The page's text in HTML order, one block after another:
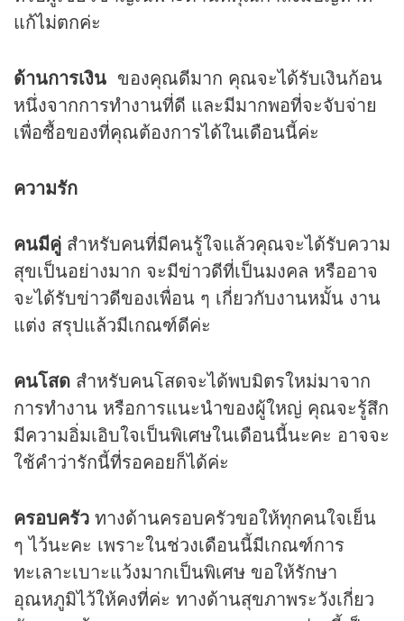
แก้ไม่ตกค่ะ
ด้านการเงิน ของคุณดีมาก คุณจะได้รับเงินก้อน
หนึ่งจากการทำงานที่ดี และมีมากพอที่จะจับจ่าย
เพื่อซื้อของที่คุณต้องการได้ในเดือนนี้ค่ะ
ความรัก
คนมีคู่ สำหรับคนที่มีคนรู้ใจแล้วคุณจะได้รับความ
สุขเป็นอย่างมาก จะมีข่าวดีที่เป็นมงคล หรืออาจ
จะได้รับข่าวดีของเพื่อน ๆ เกี่ยวกับงานหมั้น งาน
แต่ง สรุปแล้วมีเกณฑ์ดีค่ะ
คนโสด สำหรับคนโสดจะได้พบมิตรใหม่มาจาก
การทำงาน หรือการแนะนำของผู้ใหญ่ คุณจะรู้สึก
มีความอิ่มเอิบใจเป็นพิเศษในเดือนนี้นะคะ อาจจะ
ใช้คำว่ารักนี้ที่รอคอยก็ได้ค่ะ
ครอบครัว ทางด้านครอบครัวขอให้ทุกคนใจเย็น
ๆ ไว้นะคะ เพราะในช่วงเดือนนี้มีเกณฑ์การ
ทะเลาะเบาะแว้งมากเป็นพิเศษ ขอให้รักษา
อุณหภูมิไว้ให้คงที่ค่ะ ทางด้านสุขภาพระวังเกี่ยว